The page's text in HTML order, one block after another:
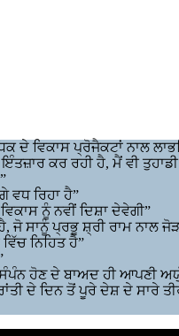
ਵਿਕਾਸ ਪ੍ਰੋਜੈਕਟਾਂ ਨਾਲ
ਕਰ ਰਹੀ ਹੈ, ਮੈਂ ਵੀ
ਰਿਹਾ ਹੈ”
ਨੂੰ ਨਵੀਂ ਦਿਸ਼ਾ ਦੇਵੇਗੀ”
ਜੋ ਸਾਨੂੰ ਪ੍ਰਭੂ ਸ਼੍ਰੀ ਰਾਮ ਨਾਲ
ਨਿਹਿਤ ਹੈ”
ਹੋਣ ਦੇ ਬਾਅਦ ਹੀ ਆਪਣੀ
ਦੇ ਦਿਨ ਤੋਂ ਪੂਰੇ ਦੇਸ਼ ਦੇ ਸਾਰੇ